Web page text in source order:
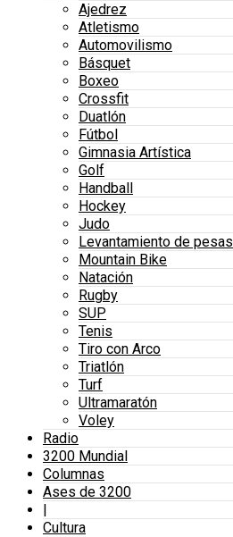
Ajedrez
Atletismo
Automovilismo
Básquet
Boxeo
Crossfit
Duatlón
Fútbol
Gimnasia Artística
Golf
Handball
Hockey
Judo
Levantamiento de pesas
Mountain Bike
Natación
Rugby
SUP
Tenis
Tiro con Arco
Triatlón
Turf
Ultramaratón
Voley
Radio
3200 Mundial
Columnas
Ases de 3200
|
Cultura